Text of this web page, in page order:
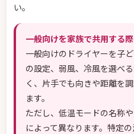
い。
一般向けを家族で共用する
一般向けのドライヤーを子
の設定、弱風、冷風を選べ
く、片手でも向きや距離を
ます。
ただし、低温モードの名称
によって異なります。特定